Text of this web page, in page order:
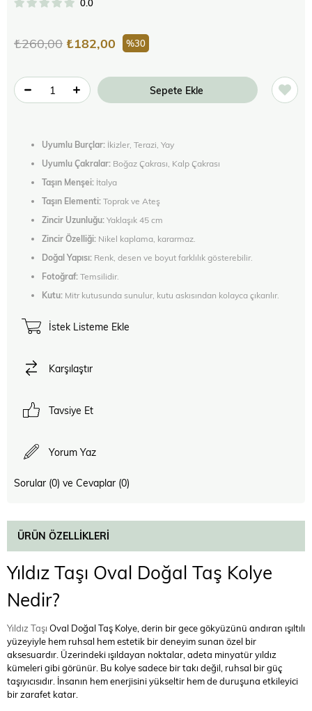
0.0
₺260,00 ₺182,00 30
Uyumlu Burçlar: İkizler, Terazi, Yay
Uyumlu Çakralar: Boğaz Çakrası, Kalp Çakrası
Taşın Menşei: İtalya
Taşın Elementi:Toprak ve Ateş
Zincir Uzunluğu:Yaklaşık 45 cm
Zincir Özelliği: Nikel kaplama, kararmaz.
Doğal Yapısı: Renk, desen ve boyut farklılık gösterebilir.
Fotoğraf:Temsilidir.
Kutu: Mitr kutusunda sunulur, kutu askısından kolayca çıkarılır.
İstek Listeme Ekle
Karşılaştır
Tavsiye Et
Yorum Yaz
Sorular (0) ve Cevaplar (0)
ÜRÜN ÖZELLIKLERI
Yıldız Taşı Oval Doğal Taş Kolye
Nedir?
Yıldız Taşı Oval Doğal Taş Kolye, derin bir gece gökyüzünü andıran ışıltılı
yüzeyiyle hem ruhsal hem estetik bir deneyim sunan özel bir
aksesuardır. Üzerindeki ışıldayan noktalar, adeta minyatür yıldız
kümeleri gibi görünür. Bu kolye sadece bir takı değil, ruhsal bir güç
taşıyıcısıdır. İnsanın hem enerjisini yükseltir hem de duruşuna etkileyici
bir zarafet katar.